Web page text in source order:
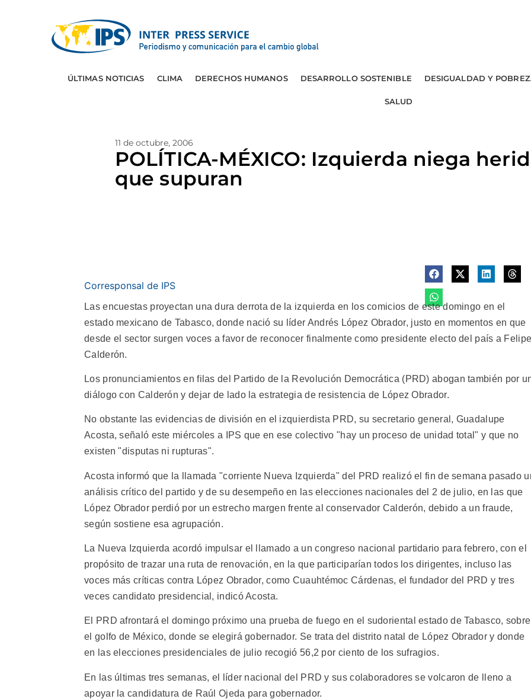
ÚLTIMAS NOTICIAS CLIMA DERECHOS HUMANOS DESARROLLO SOSTENIBLE DESIGUALDAD Y
SALUD
11 de octubre, 2006
POLÍTICA-MÉXICO: Izquierda niega
que supuran
Corresponsal de IPS
Las encuestas proyectan una dura derrota de la izquierda en los comicios de este domingo en el
estado mexicano de Tabasco, donde nació su líder Andrés López Obrador, justo en momentos en que
desde el sector surgen voces a favor de reconocer finalmente como presidente electo del país a
Calderón.
Los pronunciamientos en filas del Partido de la Revolución Democrática (PRD) abogan también por
diálogo con Calderón y dejar de lado la estrategia de resistencia de López Obrador.
No obstante las evidencias de división en el izquierdista PRD, su secretario general, Guadalupe
Acosta, señaló este miércoles a IPS que en ese colectivo "hay un proceso de unidad total" y que no
existen "disputas ni rupturas".
Acosta informó que la llamada "corriente Nueva Izquierda" del PRD realizó el fin de semana pasado
análisis crítico del partido y de su desempeño en las elecciones nacionales del 2 de julio, en las que
López Obrador perdió por un estrecho margen frente al conservador Calderón, debido a un fraude,
según sostiene esa agrupación.
La Nueva Izquierda acordó impulsar el llamado a un congreso nacional partidario para febrero, con el
propósito de trazar una ruta de renovación, en la que participarían todos los dirigentes, incluso las
voces más críticas contra López Obrador, como Cuauhtémoc Cárdenas, el fundador del PRD y tres
veces candidato presidencial, indicó Acosta.
El PRD afrontará el domingo próximo una prueba de fuego en el sudoriental estado de Tabasco, sobre
el golfo de México, donde se elegirá gobernador. Se trata del distrito natal de López Obrador y donde
en las elecciones presidenciales de julio recogió 56,2 por ciento de los sufragios.
En las últimas tres semanas, el líder nacional del PRD y sus colaboradores se volcaron de lleno a
apoyar la candidatura de Raúl Ojeda para gobernador.